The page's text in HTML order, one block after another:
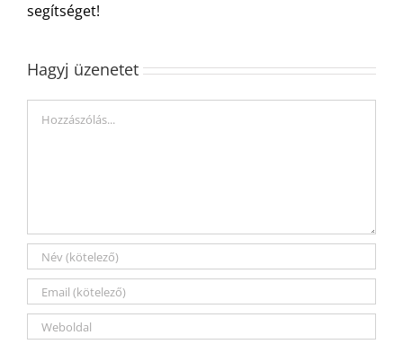
segítséget!
Hagyj üzenetet